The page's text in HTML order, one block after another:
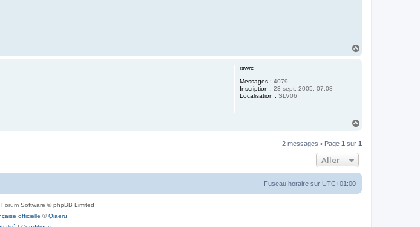
rswrc
Messages : 4079
Inscription : 23 sept. 2005, 07:08
Localisation : SLV06
t
2 messages • Page 1 sur 1
Aller
Fuseau horaire sur UTC+01:00
Software © phpBB Limited
officielle ©Qiaeru